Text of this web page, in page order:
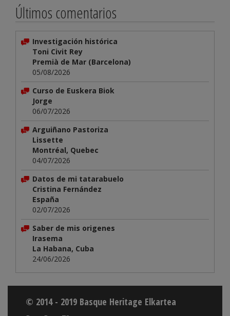
Últimos comentarios
Investigación histórica
Toni Civit Rey
Premià de Mar (Barcelona)
05/08/2026
Curso de Euskera Biok
Jorge
06/07/2026
Arguiñano Pastoriza
Lissette
Montréal, Quebec
04/07/2026
Datos de mi tatarabuelo
Cristina Fernández
España
02/07/2026
Saber de mis origenes
Irasema
La Habana, Cuba
24/06/2026
© 2014 - 2019 Basque Heritage Elkartea